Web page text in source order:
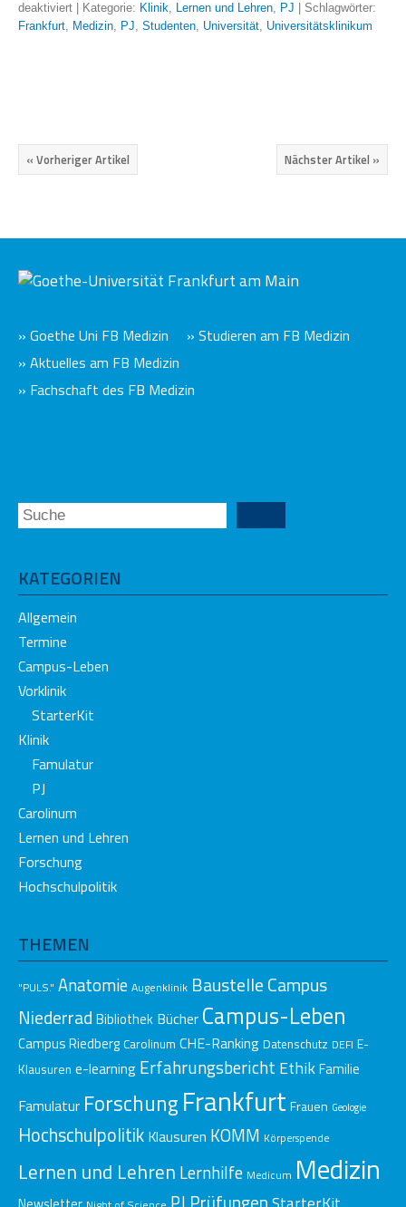
deaktiviert
| Kategorie: Klinik, Lernen und Lehren, PJ
| Schlagwörter:
Frankfurt, Medizin, PJ, Studenten, Universität, Universitätsklinikum
Nächster Artikel »
« Vorheriger Artikel
» Goethe Uni FB Medizin
» Studieren am FB Medizin
» Aktuelles am FB Medizin
» Fachschaft des FB Medizin
KATEGORIEN
Allgemein
Termine
Campus-Leben
Vorklinik
StarterKit
Klinik
Famulatur
PJ
Carolinum
Lernen und Lehren
Forschung
Hochschulpolitik
THEMEN
"PULS." Anatomie Augenklinik Baustelle Campus
Niederrad Bibliothek Bücher Campus-Leben
Campus Riedberg Carolinum CHE-Ranking Datenschutz DEFI E-
Klausuren e-learning Erfahrungsbericht EthikFamilie
Famulatur Forschung FrankfurtFrauen Geologie
Hochschulpolitik Klausuren KOMM Körperspende
Lernen und Lehren Lernhilfe Medicum Medizin